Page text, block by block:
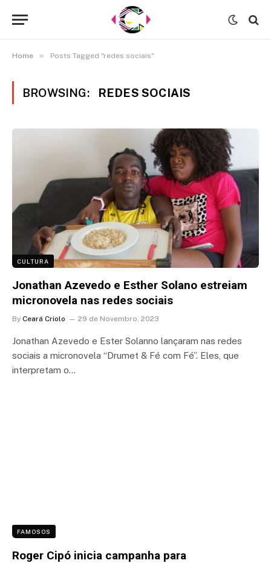
Home » Posts Tagged "redes sociais"
BROWSING: REDES SOCIAIS
CULTURA
Jonathan Azevedo e Esther Solano estreiam
micronovela nas redes sociais
By Ceará Criolo 29 de Novembro, 2023
Jonathan Azevedo e Ester Solanno lançaram nas redes
sociais a micronovela “Drumet & Fé com Fé”. Eles, que
interpretam o…
FAMOSOS
Roger Cipó inicia campanha para